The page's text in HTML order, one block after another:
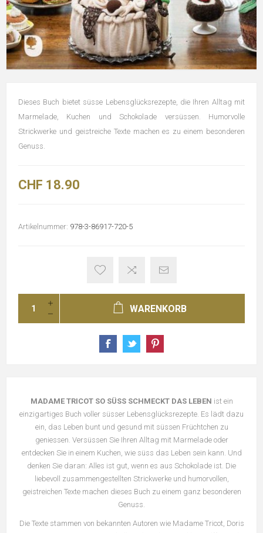
Dieses Buch bietet süsse Lebensglücksrezepte, die Ihren Alltag mit
Marmelade, Kuchen und Schokolade versüssen. Humorvolle
Strickwerke und geistreiche Texte machen es zu einem besonderen
Genuss.
CHF 18.90
Artikelnummer: 978-3-86917-720-5
WARENKORB
MADAME TRICOT SO SÜSS SCHMECKT DAS LEBEN ist ein
einzigartiges Buch voller süsser Lebensglücksrezepte. Es lädt dazu
ein, das Leben bunt und gesund mit süssen Früchtchen zu
geniessen. Versüssen Sie Ihren Alltag mit Marmelade oder
entdecken Sie in einem Kuchen, wie süss das Leben sein kann. Und
denken Sie daran: Alles ist gut, wenn es aus Schokolade ist. Die
liebevoll zusammengestellten Strickwerke und humorvollen,
geistreichen Texte machen dieses Buch zu einem ganz besonderen
Genuss.
Die Texte stammen von bekannten Autoren wie Madame Tricot, Doris